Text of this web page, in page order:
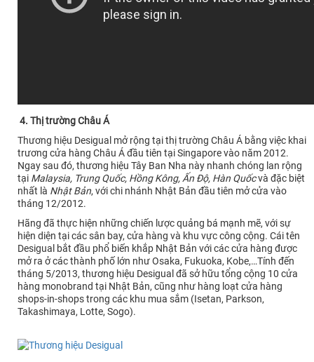
4. Thị trường Châu Á
Thương hiệu Desigual mở rộng tại thị trường Châu Á bằng việc khai
trương cửa hàng Châu Á đầu tiên tại Singapore vào năm 2012.
Ngay sau đó, thương hiệu Tây Ban Nha này nhanh chóng lan rộng
tại Malaysia, Trung Quốc, Hồng Kông, Ấn Độ, Hàn Quốcvà đặc biệt
nhất là Nhật Bản, với chi nhánh Nhật Bản đầu tiên mở cửa vào
tháng 12/2012.
Hãng đã thực hiện những chiến lược quảng bá mạnh mẽ, với sự
hiện diện tại các sân bay, cửa hàng và khu vực công cộng. Cái tên
Desigual bắt đầu phổ biến khắp Nhật Bản với các cửa hàng được
mở ra ở các thành phố lớn như Osaka, Fukuoka, Kobe,…Tính đến
tháng 5/2013, thương hiệu Desigual đã sở hữu tổng cộng 10 cửa
hàng monobrand tại Nhật Bản, cũng như hàng loạt cửa hàng
shops-in-shops trong các khu mua sắm (Isetan, Parkson,
Takashimaya, Lotte, Sogo).